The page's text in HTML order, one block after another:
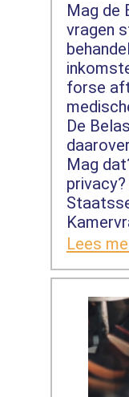
Mag de
vragen
forse
De
Mag
Lees